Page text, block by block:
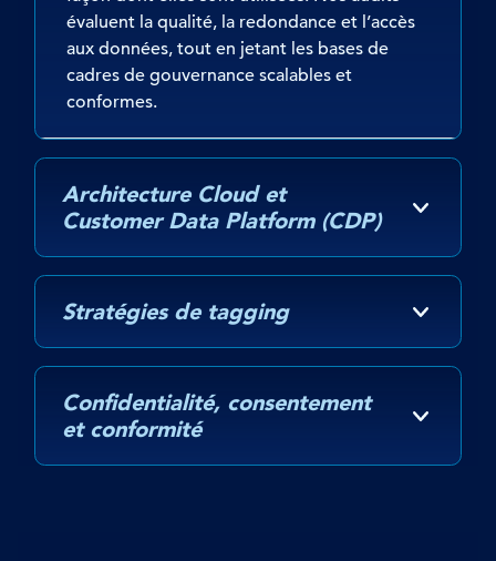
évaluent la qualité, la redondance et l’accès
aux données, tout en jetant les bases de
cadres de gouvernance scalables et
conformes.
Architecture Cloud et
Customer Data Platform (CDP)
Stratégies de tagging
Confidentialité, consentement
et conformité